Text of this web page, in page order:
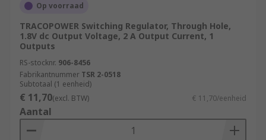
Types of switching regulators
The basic circuit of the switching regulator can
be configured to increase (step up or boost),
reduce (step down or buck), or reverse the output
voltage with respect to the input voltage
(inverters). Switching regulators offer several
advantages overlinear voltage regulators. The
main advantage is the high conversion efficiency,
Op voorraad
TRACOPOWER Switching Regulator, Through Hole,
1.8V dc Output Voltage, 2 A Output Current, 1
Outputs
RS-stocknr. 906-8456
Fabrikantnummer TSR 2-0518
Subtotaal (1 eenheid)
€ 11,70(excl. BTW) € 11,70/eenheid
Aantal